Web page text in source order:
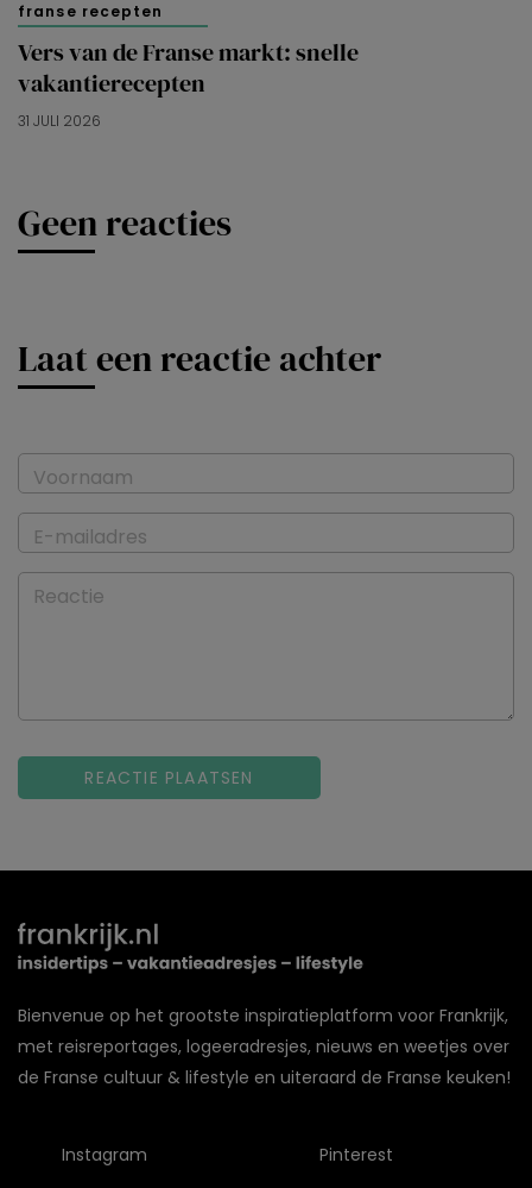
franse recepten
Vers van de Franse markt: snelle
vakantierecepten
31 JULI 2026
Geen reacties
Laat een reactie achter
Voornaam
E-mailadres
Reactie
Bienvenue op het grootste inspiratieplatform voor Frankrijk,
met reisreportages, logeeradresjes, nieuws en weetjes over
de Franse cultuur & lifestyle en uiteraard de Franse keuken!
Instagram Pinterest